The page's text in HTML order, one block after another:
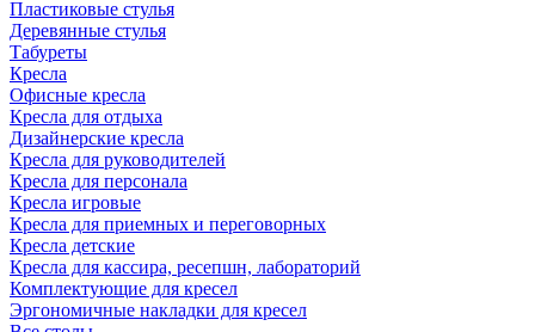
Пластиковые стулья
Деревянные стулья
Табуреты
Кресла
Офисные кресла
Кресла для отдыха
Дизайнерские кресла
Кресла для руководителей
Кресла для персонала
Кресла игровые
Кресла для приемных и переговорных
Кресла детские
Кресла для кассира, ресепшн, лабораторий
Комплектующие для кресел
Эргономичные накладки для кресел